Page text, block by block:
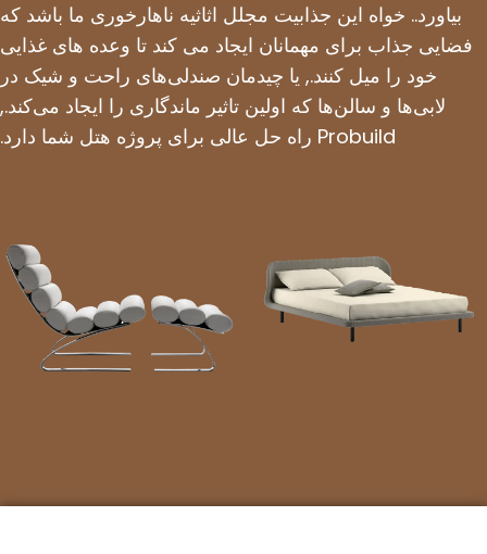
بیاورد.. خواه این جذابیت مجلل اثاثیه ناهارخوری ما باشد که
فضایی جذاب برای مهمانان ایجاد می کند تا وعده های غذایی
خود را میل کنند., یا چیدمان صندلی‌های راحت و شیک در
لابی‌ها و سالن‌ها که اولین تاثیر ماندگاری را ایجاد می‌کند.,
Probuild راه حل عالی برای پروژه هتل شما دارد.